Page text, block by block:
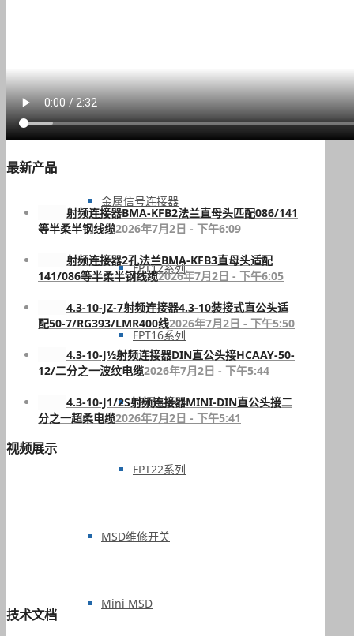
过孔连接器
金属信号连接器
FPT12系列
FPT16系列
FPT18系列
FPT22系列
MSD维修开关
Mini MSD
最新产品
射频连接器BMA-KFB2法兰直母头匹配086/141
等半柔半钢线缆2026年7月2日 - 下午6:09
射频连接器2孔法兰BMA-KFB3直母头适配
141/086等半柔半钢线缆2026年7月2日 - 下午6:05
4.3-10-JZ-7射频连接器4.3-10装接式直公头适
配50-7/RG393/LMR400线2026年7月2日 - 下午5:50
4.3-10-J½射频连接器DIN直公头接HCAAY-50-
12/二分之一波纹电缆2026年7月2日 - 下午5:44
4.3-10-J1/2S射频连接器MINI-DIN直公头接二
分之一超柔电缆2026年7月2日 - 下午5:41
视频展示
技术文档